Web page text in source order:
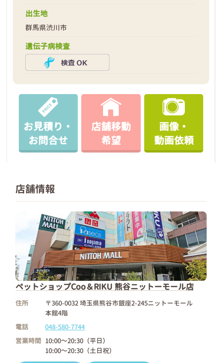
出生地
群馬県渋川市
遺伝子病検査
お見積り・
お問合せ
店舗移動
希望
画像・
動画依頼
店舗情報
ペットショップCoo＆RIKU 熊谷ニットーモール店
住所
〒360-0032 埼玉県熊谷市銀座2-245ニットーモール
本館4階
電話
048-580-7744
営業時間 10:00～20:30（平日）
10:00～20:30（土日祝）